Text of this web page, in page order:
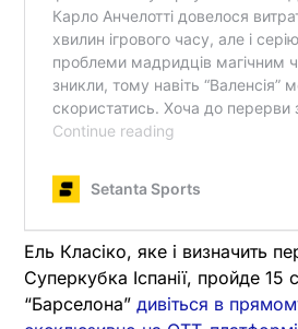
Ель Класіко, яке і визначить
Суперкубка Іспанії, пройде 15
“Барселона” дивіться в